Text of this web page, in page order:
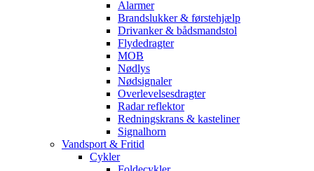
Alarmer
Brandslukker & førstehjælp
Drivanker & bådsmandstol
Flydedragter
MOB
Nødlys
Nødsignaler
Overlevelsesdragter
Radar reflektor
Redningskrans & kasteliner
Signalhorn
Vandsport & Fritid
Cykler